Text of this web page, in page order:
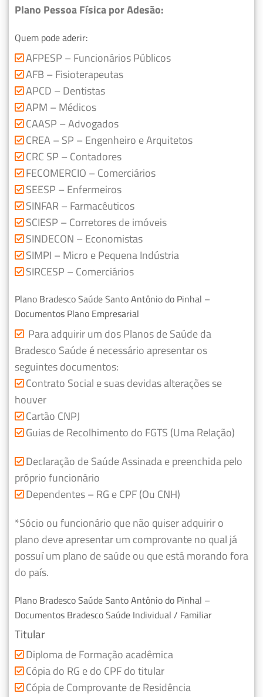
Plano Pessoa Física por Adesão:
Quem pode aderir:
AFPESP – Funcionários Públicos
AFB – Fisioterapeutas
APCD – Dentistas
APM – Médicos
CAASP – Advogados
CREA – SP – Engenheiro e Arquitetos
CRC SP – Contadores
FECOMERCIO – Comerciários
SEESP – Enfermeiros
SINFAR – Farmacêuticos
SCIESP – Corretores de imóveis
SINDECON – Economistas
SIMPI – Micro e Pequena Indústria
SIRCESP – Comerciários
Plano Bradesco Saúde Santo Antônio do Pinhal –
Documentos Plano Empresarial
Para adquirir um dos Planos de Saúde da
Bradesco Saúde é necessário apresentar os
seguintes documentos:
Contrato Social e suas devidas alterações se
houver
Cartão CNPJ
Guias de Recolhimento do FGTS (Uma Relação)
Declaração de Saúde Assinada e preenchida pelo
próprio funcionário
Dependentes – RG e CPF (Ou CNH)
*Sócio ou funcionário que não quiser adquirir o
plano deve apresentar um comprovante no qual já
possuí um plano de saúde ou que está morando fora
do país.
Plano Bradesco Saúde Santo Antônio do Pinhal –
Documentos Bradesco Saúde Individual / Familiar
Titular
Diploma de Formação acadêmica
Cópia do RG e do CPF do titular
Cópia de Comprovante de Residência